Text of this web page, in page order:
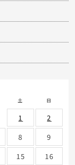
土 日
1
2
8
9
15
16